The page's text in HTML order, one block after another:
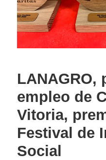
LANAGRO,
empleo de
Vitoria,
Festival de
Social